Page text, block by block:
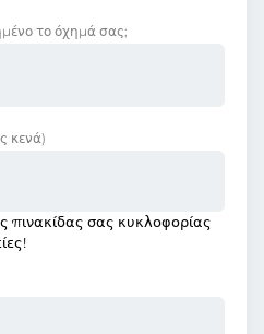
το όχημά σας;
κενά)
πινακίδας σας κυκλοφορίας